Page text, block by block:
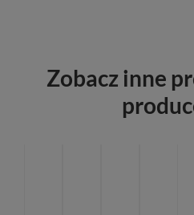
Zobacz inne